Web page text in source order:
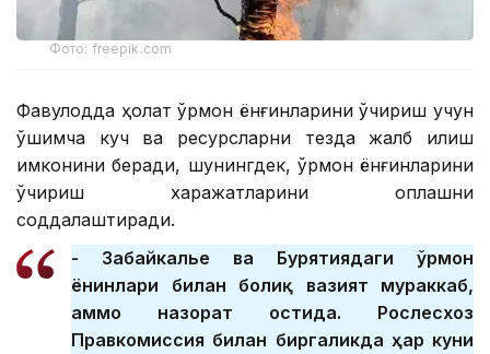
Фото: freepik.com
Фавқулодда ҳолат ўрмон ёнғинларини ўчириш учун
қўшимча куч ва ресурсларни тезда жалб қилиш
имконини беради, шунингдек, ўрмон ёнғинларини
ўчириш харажатларини қоплашни
соддалаштиради.
- Забайкалье ва Бурятиядаги ўрмон
ёнғинлари билан боғлиқ вазият мураккаб,
аммо назорат остида. Рослесхоз
Правкомиссия билан биргаликда ҳар куни